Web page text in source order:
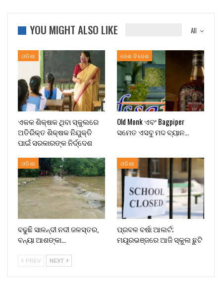
All
YOU MIGHT ALSO LIKE
ଓଡିଶା
ଏକକ ଶିକ୍ଷକ ଥିବା ସ୍କୁଲରେ
ଅତିରିକ୍ତ ଶିକ୍ଷକ ନିଯୁକ୍ତି
ପାଇଁ ସରକାରଙ୍କ ନିର୍ଦ୍ଦେଶ
ଦେଶ ବିଦେଶ
Old Monk ଏବଂ Bagpiper
ସମେତ ଏସବୁ ମଦ ବ୍ୟାନ…
ଓଡିଶା
ବଢୁଛି ସାଳନ୍ଦୀ ନଦୀ ଜଳସ୍ତର,
ବନ୍ୟା ଆଶଙ୍କା…
ଓଡିଶା
ପ୍ରବଳ ବର୍ଷା ଆଲର୍ଟ;
ମୟୂରଭଞ୍ଜରେ ଆଜି ସ୍କୁଲ ଛୁଟି
PREV NEXT